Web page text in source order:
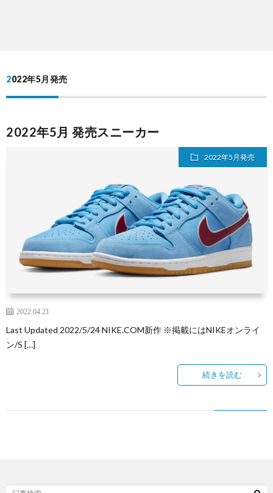
2022年5月発売
2022年5月 発売スニーカー
2022年5月発売
2022.04.21
Last Updated 2022/5/24 NIKE.COM新作 ※掲載にはNIKEオンライ
ン/S […]
続きを読む